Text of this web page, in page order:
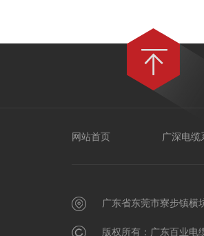
网站首页 广深电缆
广东省东莞市寮步镇横
版权所有：广东百业电